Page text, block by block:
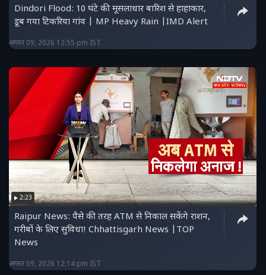
Dindori Flood: 10 घंटे की मूसलाधार बारिश से हाहाकार,
डूब गया टिकरिया गांव | MP Heavy Rain |IMD Alert
अगस्त 09, 2026 12:55 pm IST
2:23
Raipur News: पैसे की तरह ATM से निकाल सकेंगे राशन,
गरीबों के लिए सुविधा! Chhattisgarh News |TOP
News
अगस्त 09, 2026 12:14 pm IST